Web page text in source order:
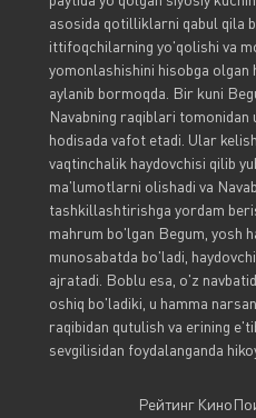
asosida qotilliklarni qabul qila
ittifoqchilarning yo'qolishi va
yomonlashishini hisobga olgan
aylanib bormoqda. Bir kuni
Navabning raqiblari
hodisada vafot etadi. Ular
vaqtinchalik haydovchisi qilib
ma'lumotlarni olishadi va
tashkillashtirishga yordam
mahrum bo'lgan Begum, yosh
munosabatda bo'ladi,
ajratadi. Boblu esa, o'z
oshiq bo'ladiki, u hamma
raqibidan qutulish va erining
sevgilisidan foydalanganda
Рейтинг